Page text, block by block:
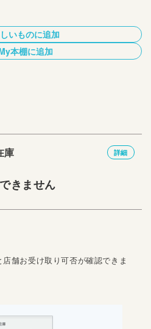
いものに追加
本棚に追加
庫 詳細
きません
舗お受け取り可否が確認できま